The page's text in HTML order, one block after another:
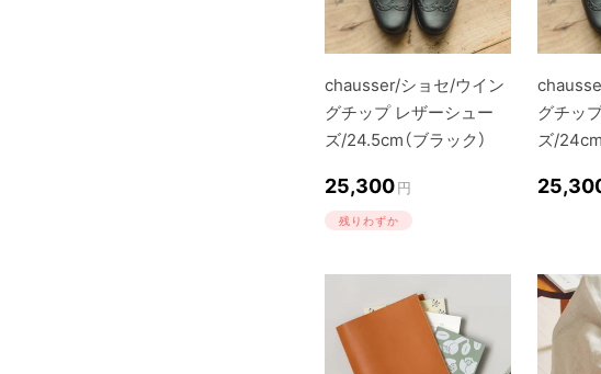
chausser/ショセ/ウイン
グチップ レザーシュー
ズ/24.5cm（ブラック）
25,300円
残りわずか
グチッ
ズ/24cm